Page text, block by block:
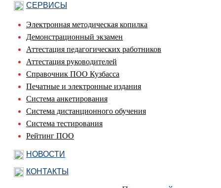
СЕРВИСЫ
Электронная методическая копилка
Демонстрационный экзамен
Аттестация педагогических работников
Аттестация руководителей
Справочник ПОО Кузбасса
Печатные и электронные издания
Система анкетирования
Система дистанционного обучения
Система тестирования
Рейтинг ПОО
НОВОСТИ
КОНТАКТЫ